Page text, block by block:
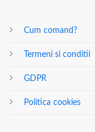
Cum comand?
Termeni si conditii
GDPR
Politica cookies